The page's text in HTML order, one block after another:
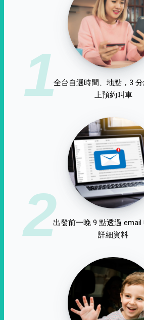
1全台自選時間、地點，3
上預約叫車
2出發前一晚 9 點透過 email
詳細資料